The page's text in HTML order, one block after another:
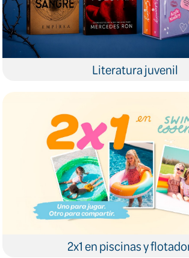
Literatura juvenil
2x1 en piscinas y